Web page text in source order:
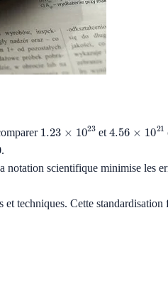
1.23 1023 et4.56 1021
scientifique minimise les
techniques. Cette standardisation